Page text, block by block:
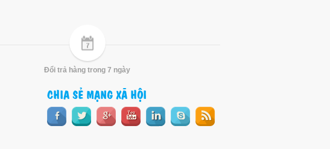
Đổi trả hàng trong 7 ngày
CHIA SẺ MẠNG XÃ HỘI